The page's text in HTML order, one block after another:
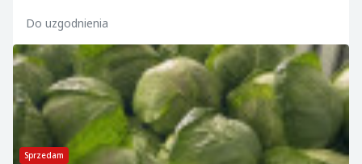
Do uzgodnienia
Sprzedam